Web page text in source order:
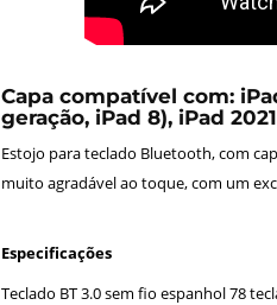
Capa compatível com:
geração, iPad 8), iPad
Estojo para teclado Bluetooth, com
muito agradável ao toque, com um
Especificações
Teclado BT 3.0 sem fio espanhol 78